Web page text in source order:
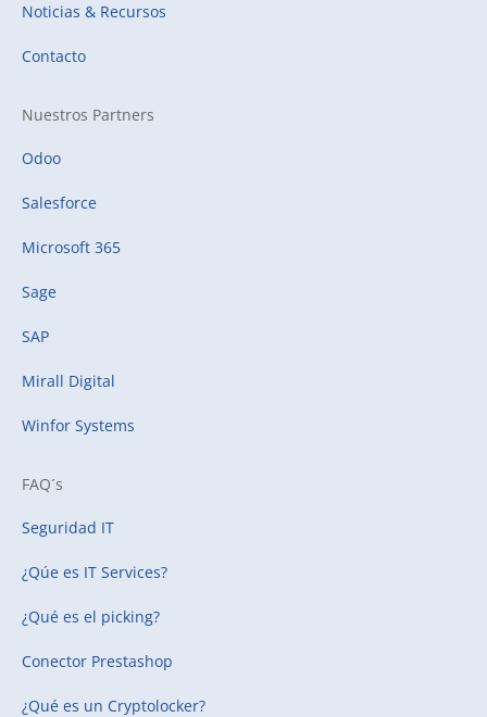
Noticias & Recursos
Contacto
Nuestros Partners
Odoo
Salesforce
Microsoft 365
Sage
SAP
Mirall Digital
Winfor Systems
FAQ´s
Seguridad IT
¿Qúe es IT Services?
¿Qué es el picking?
Conector Prestashop
¿Qué es un Cryptolocker?